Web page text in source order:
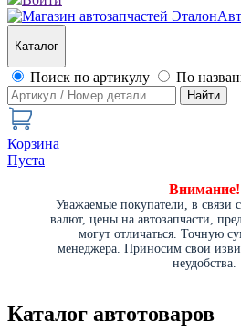
Каталог
Поиск по артикулу По
Найти
Корзина
Пуста
Внимание!
Уважаемые покупатели, в связи
валют, цены на автозапчасти,
могут отличаться. Точную
менеджера. Приносим свои
неудобства.
Каталог автотоваров